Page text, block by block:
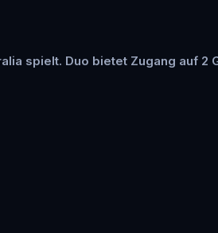
spielt. Duo bietet Zugang auf 2